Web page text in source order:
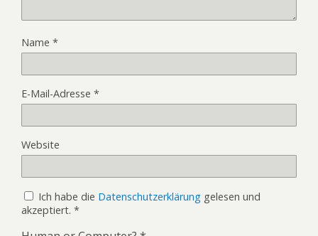
Name *
E-Mail-Adresse *
Website
Ich habe die Datenschutzerklärung gelesen und
akzeptiert. *